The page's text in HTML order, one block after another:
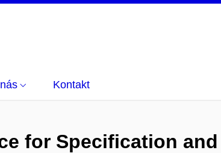
Kontakt
for Specification